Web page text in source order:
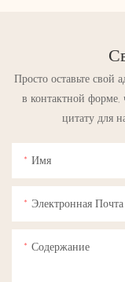
Просто оставьте свой
в контактной
цитату для
Имя
Электронная Почта
Содержание